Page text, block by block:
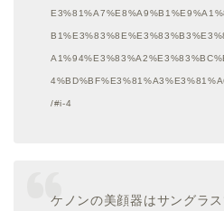
/#i-4
ケノンの美顔器はサングラ